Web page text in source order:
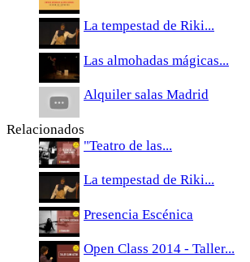
La tempestad de Riki...
Las almohadas mágicas...
Alquiler salas Madrid
Relacionados
"Teatro de las...
La tempestad de Riki...
Presencia Escénica
Open Class 2014 - Taller...